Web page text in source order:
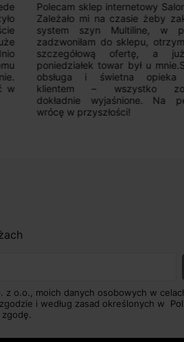
internetowy SalonLED.
na czasie żeby zakupić
Multiline, w piątek
do sklepu, otrzymałam
ofertę, a już w
towar był u mnie.Super
i świetna opieka nad
– wszystko zostało
wyjaśnione. Na pewno
Super
razy i
z o.o., moich danych osobowych w
i według zasad określonych w